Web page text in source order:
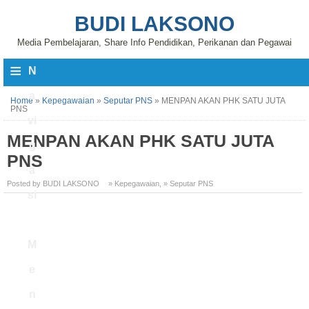
BUDI LAKSONO
Media Pembelajaran, Share Info Pendidikan, Perikanan dan Pegawai
≡ N
vi
g
a
si
Home » Kepegawaian » Seputar PNS » MENPAN AKAN PHK SATU JUTA
PNS
MENPAN AKAN PHK SATU JUTA
PNS
Posted by BUDI LAKSONO » Kepegawaian » Seputar PNS